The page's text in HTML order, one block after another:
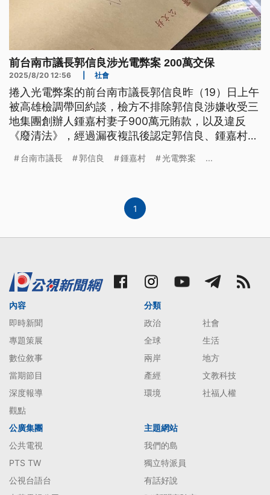
前台南市議長郭信良涉光電弊案 200萬交保
2025/8/20 12:56 社會
捲入光電弊案的前台南市議長郭信良昨（19）日上午
被高雄檢調帶回約談，檢方不排除郭信良涉嫌收受三
地集團創辦人鍾嘉村妻子900萬元賄款，以及違反
《廢清法》，經過漏夜複訊後認定郭信良、鍾嘉村犯
讓2人各以200萬元交保，步出地檢時2人對媒體提問
台南市議長 郭信良 鍾嘉村 光電弊案 ...
1
內容
即時新聞
專題策展
數位敘事
當期節目
深度報導
觀點
分類
政治
社會
全球
生活
兩岸
地方
產經
文教科技
環境
社福人權
公廣集團
公共電視
PTS TW
公視台語台
主題網站
我們的島
獨立特派員
有話好說